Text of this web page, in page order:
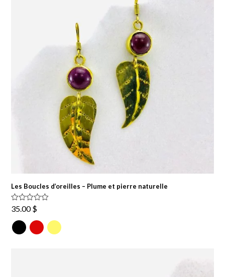
Les Boucles d’oreilles – Plume et pierre naturelle
Note5.00
sur 5
35.00$